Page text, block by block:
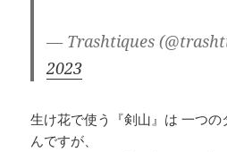
— Trashtiques
2023
生け花で使う『剣山』は 一つ
んですが、